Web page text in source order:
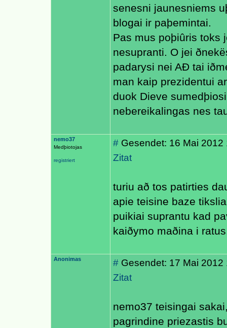
senesni jaunesniems
blogai ir paþemintai.
Pas mus poþiûris toks
nesupranti. O jei
padarysi nei AÐ tai
man kaip prezidentui
duok Dieve
nebereikalingas nes
nemo37
Medþiotojas
registriert
# Gesendet: 16 Mai
Zitat
turiu að tos patirties
apie teisine baze
puikiai suprantu kad
kaiðymo maðina i
Anonimas # Gesendet: 17 Mai 2012
Zitat
nemo37 teisingai
pagrindine priezastis